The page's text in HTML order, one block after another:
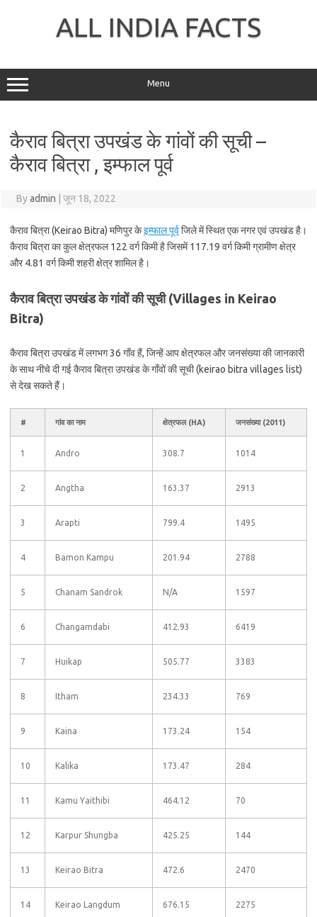
ALL INDIA FACTS
Menu
कैराव बित्रा उपखंड के गांवों की सूची –
कैराव बित्रा , इम्फाल पूर्व
Byadmin जून 18, 2022
कैराव बित्रा (Keirao Bitra) मणिपुर केइम्फाल पूर्वजिले में स्थित एक नगर एवं उपखंड है।
कैराव बित्रा का कुल क्षेत्रफल 122 वर्ग किमी है जिसमें 117.19 वर्ग किमी ग्रामीण क्षेत्र
और 4.81 वर्ग किमी शहरी क्षेत्र शामिल है।
कैराव बित्रा उपखंड के गांवों की सूची (Villages in Keirao
Bitra)
कैराव बित्रा उपखंड में लगभग 36 गाँव हैं, जिन्हें आप क्षेत्रफल और जनसंख्या की जानकारी
के साथ नीचे दी गई कैराव बित्रा उपखंड के गाँवों की सूची (keirao bitra villages list)
से देख सकते हैं।
# गांव का नाम क्षेत्रफल (HA) जनसंख्या (2011)
1 Andro 308.7 1014
2 Angtha 163.37 2913
3 Arapti 799.4 1495
4 Bamon Kampu 201.94 2788
5 Chanam Sandrok N/A 1597
6 Changamdabi 412.93 6419
7 Huikap 505.77 3383
8 Itham 234.33 769
9 Kaina 173.24 154
10 Kalika 173.47 284
11 Kamu Yaithibi 464.12 70
12 Karpur Shungba 425.25 144
13 Keirao Bitra 472.6 2470
14 Keirao Langdum 676.15 2275